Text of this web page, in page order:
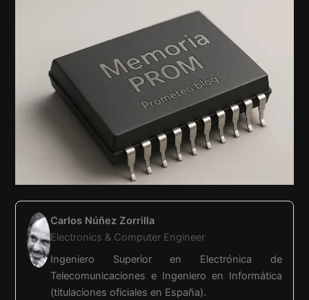
Carlos Núñez Zorrilla
Electronics & Computer Engineer
Ingeniero Superior en Electrónica de
Telecomunicaciones e Ingeniero en Informática
(titulaciones oficiales en España).